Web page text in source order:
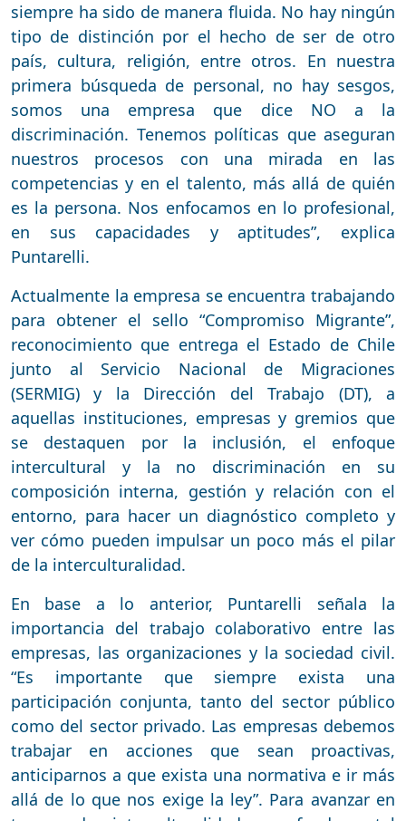
siempre ha sido de manera fluida. No hay ningún
tipo de distinción por el hecho de ser de otro
país, cultura, religión, entre otros. En nuestra
primera búsqueda de personal, no hay sesgos,
somos una empresa que dice NO a la
discriminación. Tenemos políticas que aseguran
nuestros procesos con una mirada en las
competencias y en el talento, más allá de quién
es la persona. Nos enfocamos en lo profesional,
en sus capacidades y aptitudes”, explica
Puntarelli.
Actualmente la empresa se encuentra trabajando
para obtener el sello “Compromiso Migrante”,
reconocimiento que entrega el Estado de Chile
junto al Servicio Nacional de Migraciones
(SERMIG) y la Dirección del Trabajo (DT), a
aquellas instituciones, empresas y gremios que
se destaquen por la inclusión, el enfoque
intercultural y la no discriminación en su
composición interna, gestión y relación con el
entorno, para hacer un diagnóstico completo y
ver cómo pueden impulsar un poco más el pilar
de la interculturalidad.
En base a lo anterior, Puntarelli señala la
importancia del trabajo colaborativo entre las
empresas, las organizaciones y la sociedad civil.
“Es importante que siempre exista una
participación conjunta, tanto del sector público
como del sector privado. Las empresas debemos
trabajar en acciones que sean proactivas,
anticiparnos a que exista una normativa e ir más
allá de lo que nos exige la ley”. Para avanzar en